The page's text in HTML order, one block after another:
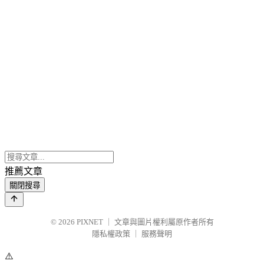
推薦文章
關閉搜尋
© 2026 PIXNET
文章與圖片權利屬原作者所有
隱私權政策
服務聲明
⚠️